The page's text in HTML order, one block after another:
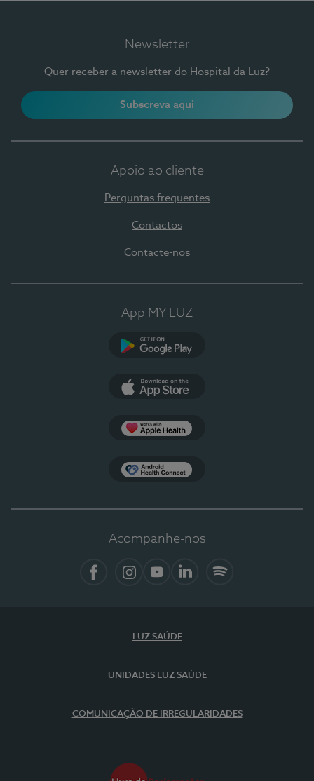
Newsletter
Quer receber a newsletter do Hospital da Luz?
Subscreva aqui
Apoio ao cliente
Perguntas frequentes
Contactos
Contacte-nos
App MY LUZ
Acompanhe-nos
LUZ SAÚDE
UNIDADES LUZ SAÚDE
COMUNICAÇÃO DE IRREGULARIDADES